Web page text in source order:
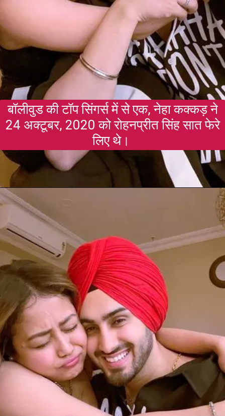
बॉलीवुड की टॉप सिंगर्स में से एक, नेहा कक्कड़ ने
24 अक्टूबर, 2020 को रोहनप्रीत सिंह सात फेरे
लिए थे।